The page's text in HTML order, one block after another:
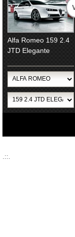
Alfa Romeo 159 2.4
JTD Elegante
.::.